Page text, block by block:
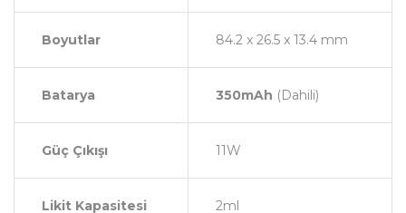
Boyutlar 84.2 x 26.5 x 13.4 mm
Batarya 350mAh (Dahili)
Güç Çıkışı 11W
Likit Kapasitesi 2ml